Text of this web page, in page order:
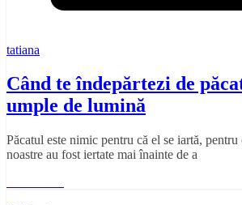
tatiana
Când te îndepărtezi de
umple de lumină
Păcatul este nimic pentru că el se iartă, pentru
noastre au fost iertate mai înainte de a